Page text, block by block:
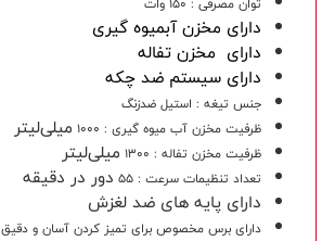
دارای مخزن آبمیوه گیری
دارای مخزن تفاله
دارای سیستم ضد چکه
جنس تیغه : استیل ضدزنگ
ظرفیت مخزن آب میوه گیری : 1000
میلی‌لیتر
ظرفیت مخزن تفاله : 1300 میلی‌لیتر
تعداد تنظیمات سرعت : 55
دور در دقیقه
دارای پایه های ضد لغزش
دارای برس مخصوص برای تمیز کردن آسان و دقیق